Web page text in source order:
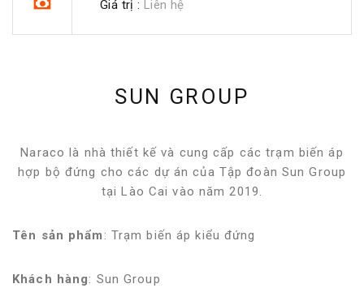
Giá trị : Liên hệ
SUN GROUP
Naraco là nhà thiết kế và cung cấp các trạm biến áp
hợp bộ đứng cho các dự án của Tập đoàn Sun Group
tại Lào Cai vào năm 2019.
Tên sản phẩm : Trạm biến áp kiểu đứng
Khách hàng: Sun Group